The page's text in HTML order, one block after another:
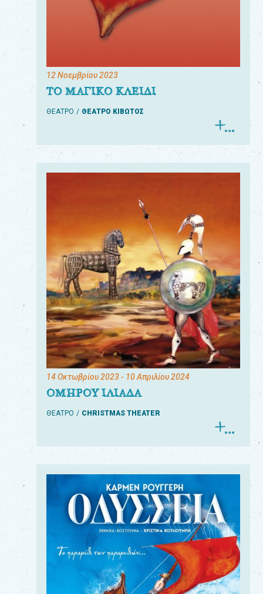
12 Νοεμβρίου 2023
ΤΟ ΜΑΓΙΚΟ ΚΛΕΙΔΙ
ΘΕΑΤΡΟ ΘΕΑΤΡΟ ΚΙΒΩΤΟΣ
14 Οκτωβρίου 2023- 10 Απριλίου 2024
ΟΜΗΡΟΥ ΙΛΙΑΔΑ
ΘΕΑΤΡΟ CHRISTMAS THEATER